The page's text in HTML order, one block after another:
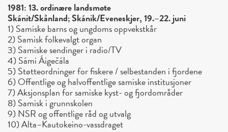
1981: 13. ordinære landsmøte
Skánit/Skånland; Skánik/Eveneskjer, 19.–22. juni
1) Samiske barns og ungdoms oppvekstkår
2) Samisk folkevalgt organ
3) Samiske sendinger i radio/TV
4) Sámi Áigečála
5) Støtteordninger for fiskere / selbestanden i fjordene
6) Offentlige og halvoffentlige samiske institusjoner
7) Aksjonsplan for samiske kyst- og fjordområder
8) Samisk i grunnskolen
9) NSR og offentlige råd og utvalg
10) Alta–Kautokeino-vassdraget